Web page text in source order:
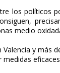
los políticos
medio
y más